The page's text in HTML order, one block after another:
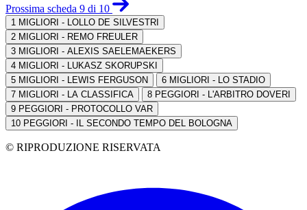
Prossima scheda 9 di 10
1 MIGLIORI - LOLLO DE SILVESTRI
2 MIGLIORI - REMO FREULER
3 MIGLIORI - ALEXIS SAELEMAEKERS
4 MIGLIORI - LUKASZ SKORUPSKI
5 MIGLIORI - LEWIS FERGUSON 6 MIGLIORI - LO STADIO
7 MIGLIORI - LA CLASSIFICA 8 PEGGIORI - L'ARBITRO DOVERI
9 PEGGIORI - PROTOCOLLO VAR
10 PEGGIORI - IL SECONDO TEMPO DEL BOLOGNA
© RIPRODUZIONE RISERVATA